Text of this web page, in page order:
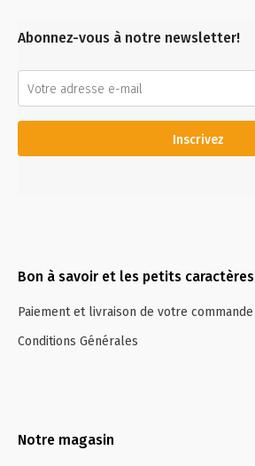
Abonnez-vous à notre newsletter!
Inscrivez
Bon à savoir et les petits caractères
Paiement et livraison de votre commande
Conditions Générales
Notre magasin